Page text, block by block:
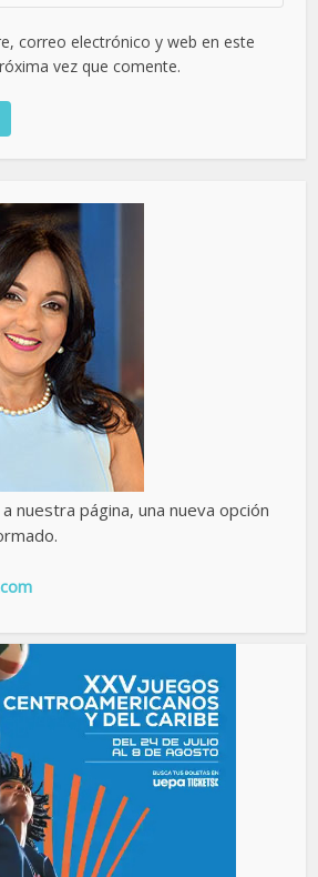
correo electrónico y web en este
vez que comente.
nuestra página, una nueva opción